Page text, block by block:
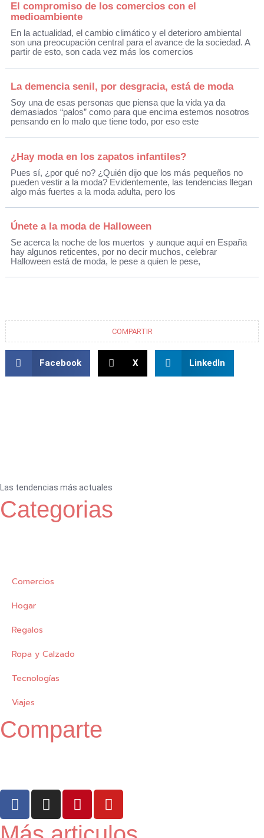
El compromiso de los comercios con el
medioambiente
En la actualidad, el cambio climático y el deterioro ambiental
son una preocupación central para el avance de la sociedad. A
partir de esto, son cada vez más los comercios
La demencia senil, por desgracia, está de moda
Soy una de esas personas que piensa que la vida ya da
demasiados “palos” como para que encima estemos nosotros
pensando en lo malo que tiene todo, por eso este
¿Hay moda en los zapatos infantiles?
Pues sí, ¿por qué no? ¿Quién dijo que los más pequeños no
pueden vestir a la moda? Evidentemente, las tendencias llegan
algo más fuertes a la moda adulta, pero los
Únete a la moda de Halloween
Se acerca la noche de los muertos y aunque aquí en España
hay algunos reticentes, por no decir muchos, celebrar
Halloween está de moda, le pese a quien le pese,
COMPARTIR
Facebook X LinkedIn
Las tendencias más actuales
Categorias
Comercios
Hogar
Regalos
Ropa y Calzado
Tecnologías
Viajes
Comparte
F
a
c
I
n
s
P
i
n
Y
o
u